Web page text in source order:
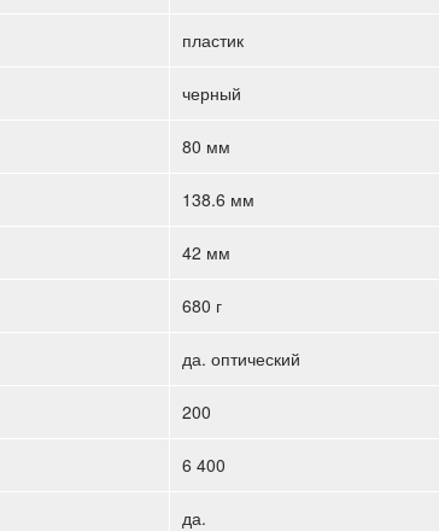
пластик
черный
80 мм
138.6 мм
42 мм
680 г
да. оптический
200
6 400
да.